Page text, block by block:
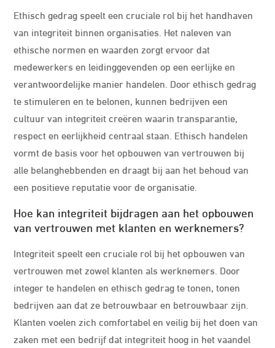
Ethisch gedrag speelt een cruciale rol bij het handhaven
van integriteit binnen organisaties. Het naleven van
ethische normen en waarden zorgt ervoor dat
medewerkers en leidinggevenden op een eerlijke en
verantwoordelijke manier handelen. Door ethisch gedrag
te stimuleren en te belonen, kunnen bedrijven een
cultuur van integriteit creëren waarin transparantie,
respect en eerlijkheid centraal staan. Ethisch handelen
vormt de basis voor het opbouwen van vertrouwen bij
alle belanghebbenden en draagt bij aan het behoud van
een positieve reputatie voor de organisatie.
Hoe kan integriteit bijdragen aan het opbouwen
van vertrouwen met klanten en werknemers?
Integriteit speelt een cruciale rol bij het opbouwen van
vertrouwen met zowel klanten als werknemers. Door
integer te handelen en ethisch gedrag te tonen, tonen
bedrijven aan dat ze betrouwbaar en betrouwbaar zijn.
Klanten voelen zich comfortabel en veilig bij het doen van
zaken met een bedrijf dat integriteit hoog in het vaandel